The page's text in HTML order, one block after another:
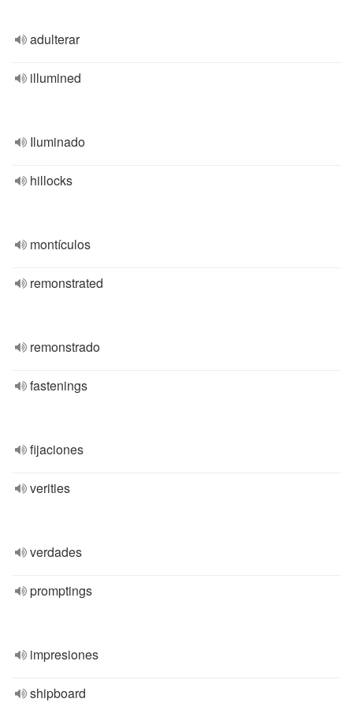
adulterar
illumined
Iluminado
hillocks
montículos
remonstrated
remonstrado
fastenings
fijaciones
verities
verdades
promptings
impresiones
shipboard